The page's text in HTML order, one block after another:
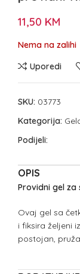
11,50 KM
Nema na zalihi
Uporedi
SKU: 03773
Kategorija:
Podijeli:
OPIS
Providni gel
Ovaj gel sa
i fiksira željeni
postojan,